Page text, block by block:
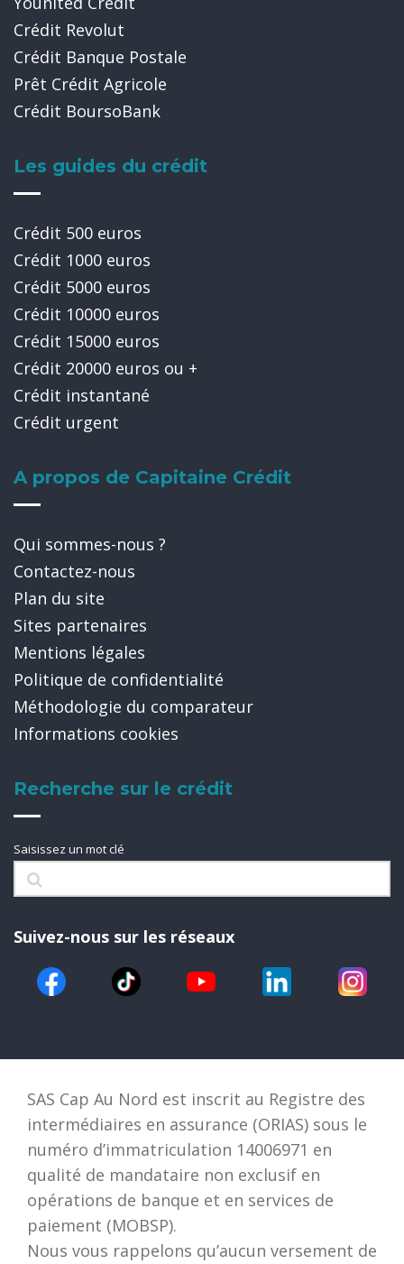
Crédit Revolut
Crédit Banque Postale
Prêt Crédit Agricole
Crédit BoursoBank
Les guides du crédit
Crédit 500 euros
Crédit 1000 euros
Crédit 5000 euros
Crédit 10000 euros
Crédit 15000 euros
Crédit 20000 euros ou +
Crédit instantané
Crédit urgent
A propos de Capitaine Crédit
Qui sommes-nous ?
Contactez-nous
Plan du site
Sites partenaires
Mentions légales
Politique de confidentialité
Méthodologie du comparateur
Informations cookies
Recherche sur le crédit
Saisissez un mot clé
Suivez-nous sur les réseaux
SAS Cap Au Nord est inscrit au Registre des
intermédiaires en assurance (ORIAS) sous le
numéro d’immatriculation 14006971 en
qualité de mandataire non exclusif en
opérations de banque et en services de
paiement (MOBSP).
Nous vous rappelons qu’aucun versement de